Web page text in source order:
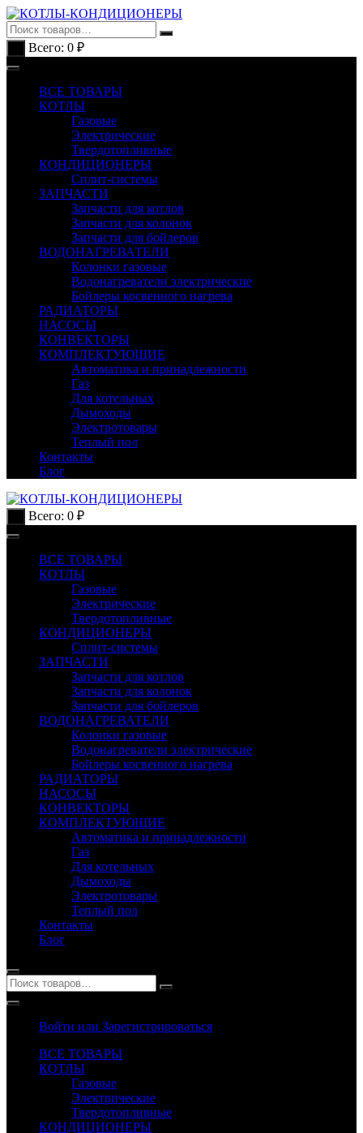
Перейти
к
содержимому
Всего: 0 ₽
ВСЕ ТОВАРЫ
КОТЛЫ
Газовые
Электрические
Твердотопливные
КОНДИЦИОНЕРЫ
Сплит-системы
ЗАПЧАСТИ
Запчасти для котлов
Запчасти для колонок
Запчасти для бойлеров
ВОДОНАГРЕВАТЕЛИ
Колонки газовые
Водонагреватели электрические
Бойлеры косвенного нагрева
РАДИАТОРЫ
НАСОСЫ
КОНВЕКТОРЫ
КОМПЛЕКТУЮЩИЕ
Автоматика и принадлежности
Газ
Для котельных
Дымоходы
Электротовары
Теплый пол
Контакты
Блог
Всего: 0 ₽
ВСЕ ТОВАРЫ
КОТЛЫ
Газовые
Электрические
Твердотопливные
КОНДИЦИОНЕРЫ
Сплит-системы
ЗАПЧАСТИ
Запчасти для котлов
Запчасти для колонок
Запчасти для бойлеров
ВОДОНАГРЕВАТЕЛИ
Колонки газовые
Водонагреватели электрические
Бойлеры косвенного нагрева
РАДИАТОРЫ
НАСОСЫ
КОНВЕКТОРЫ
КОМПЛЕКТУЮЩИЕ
Автоматика и принадлежности
Газ
Для котельных
Дымоходы
Электротовары
Теплый пол
Контакты
Блог
Войти или Зарегистрироваться
ВСЕ ТОВАРЫ
КОТЛЫ
Газовые
Электрические
Твердотопливные
КОНДИЦИОНЕРЫ